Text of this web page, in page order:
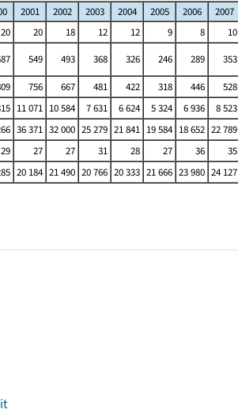
2001 2002 2003 2004 2005 2006 2007
20 20 18 12 12 9 8 10
549 493 368 326 246 289 353
756 667 481 422 318 446 528
11 071 10 584 7 631 6 624 5 324 6 936 8 523
36 371 32 000 25 279 21 841 19 584 18 652 22 789
29 27 27 31 28 27 36 35
20 184 21 490 20 766 20 333 21 666 23 980 24 127